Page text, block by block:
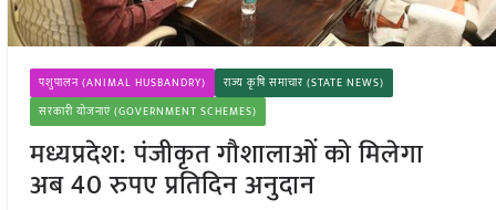
पशुपालन (ANIMAL HUSBANDRY)
राज्य कृषि समाचार (STATE NEWS)
सरकारी योजनाएं (GOVERNMENT SCHEMES)
मध्यप्रदेश: पंजीकृत गौशालाओं को मिलेगा
अब 40 रुपए प्रतिदिन अनुदान